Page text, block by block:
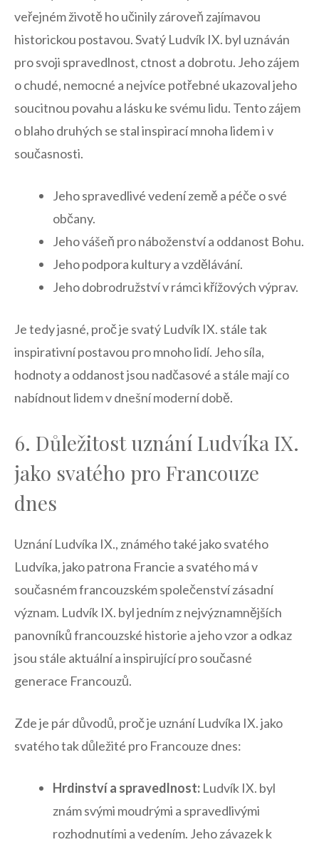
veřejném životě ho učinily zároveň zajímavou
historickou postavou. Svatý Ludvík IX. byl uznáván
pro svoji spravedlnost, ctnost a dobrotu. Jeho zájem
o chudé, ‌nemocné‍ a nejvíce potřebné ukazoval jeho
soucitnou povahu a lásku ke svému lidu. ⁢Tento zájem
o blaho ⁣druhých se stal inspirací mnoha lidem i v
současnosti.
Jeho spravedlivé vedení země a péče o své
občany.
Jeho ‍vášeň pro náboženství a oddanost Bohu.
Jeho podpora kultury a vzdělávání.
Jeho dobrodružství v rámci křížových výprav.
Je tedy jasné, proč je svatý Ludvík IX. ‌stále tak
inspirativní postavou pro mnoho lidí. Jeho síla,
⁢hodnoty a oddanost jsou nadčasové a stále mají co
nabídnout lidem v dnešní moderní době.
6. Důležitost uznání Ludvíka IX.
jako svatého pro Francouze
‌dnes
Uznání Ludvíka IX., známého ​také​ jako svatého
Ludvíka, ​jako patrona Francie a svatého má v
současném francouzském společenství‌ zásadní
význam. Ludvík IX. byl jedním z nejvýznamnějších
panovníků francouzské historie⁢ a jeho vzor a odkaz
jsou stále aktuální a inspirující pro současné
generace Francouzů.
Zde je pár důvodů, proč⁢ je uznání Ludvíka⁤ IX. jako
svatého tak ⁤důležité pro Francouze dnes:
Hrdinství a spravedlnost: Ludvík IX. byl
znám svými moudrými a spravedlivými
rozhodnutími a vedením. Jeho závazek k